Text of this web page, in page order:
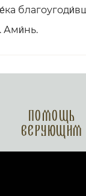
Ами́нь.
Помощь
верующим